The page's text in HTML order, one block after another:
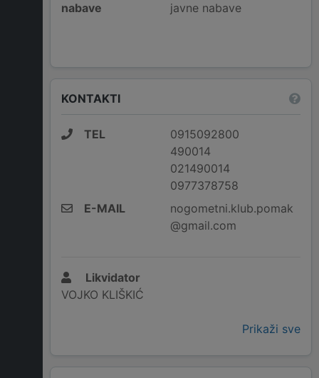
nabave
javne nabave
KONTAKTI
TEL
0915092800
490014
021490014
0977378758
E-MAIL
nogometni.klub.pomak
@gmail.com
Likvidator
VOJKO KLIŠKIĆ
Prikaži sve